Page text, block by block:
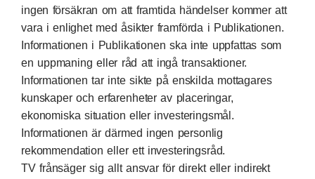
ingen försäkran om att framtida händelser kommer att
vara i enlighet med åsikter framförda i Publikationen.
Informationen i Publikationen ska inte uppfattas som
en uppmaning eller råd att ingå transaktioner.
Informationen tar inte sikte på enskilda mottagares
kunskaper och erfarenheter av placeringar,
ekonomiska situation eller investeringsmål.
Informationen är därmed ingen personlig
rekommendation eller ett investeringsråd.
TV frånsäger sig allt ansvar för direkt eller indirekt